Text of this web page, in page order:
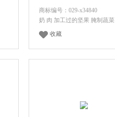
商标编号：029-x34840
奶 肉 加工过的坚果 腌制蔬菜
收藏